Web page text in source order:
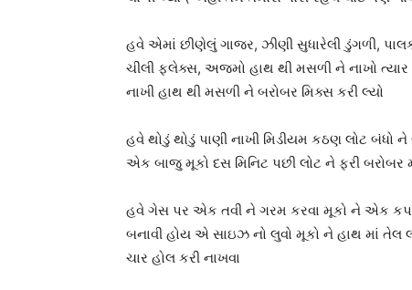
હવે એમાં છીણેલું ગાજર, ઝીણી સુધારેલી ડુંગળી,
ચીલી ફ્લેક્સ, અજમો હાથ થી મસળી ને નાખો
નાખી હાથ થી મસળી ને બરોબર મિક્સ કરી લ્યો
હવે થોડું થોડું પાણી નાખી મિડીયમ કઠણ લોટ બંધો
એક બાજુ મૂકો દસ મિનિટ પછી લોટ ને ફરી બરોબર
હવે ગેસ પર એક તવી ને ગરમ કરવા મૂકો ને એક
બનાવી હોય એ સાઇઝ નો લુવો મૂકો ને હાથ માં
ચાર હોલ કરી નાખવા